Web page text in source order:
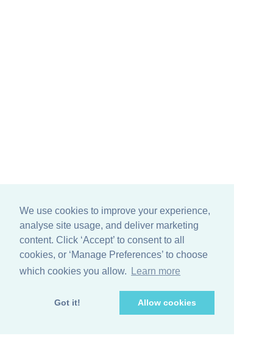
We use cookies to improve your experience,
analyse site usage, and deliver marketing
content. Click ‘Accept’ to consent to all
cookies, or ‘Manage Preferences’ to choose
which cookies you allow.
Learn more
Got it! Allow cookies